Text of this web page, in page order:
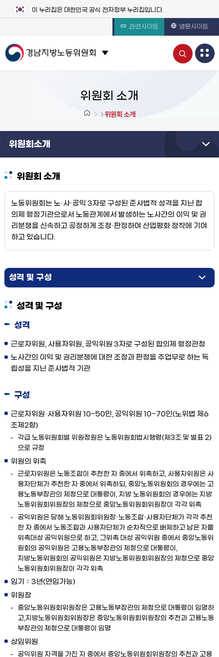
이 누리집은 대한민국 공식 전자정부 누리집입니다.
관련사이트 영문사이트
관련 사이트 목록 보기
통
합
열
위원회 소개
위원회 소개
위원회소개
위원회 소개
노동위원회는 노·사·공익 3자로 구성된 준사법적 성격을 지닌 합
의제 행정기관으로서 노동관계에서 발생하는 노사간의 이익 및 권
리분쟁을 신속하고 공정하게 조정·판정하여 산업평화 정착에 기여
하고 있습니다.
성격 및 구성
성격 및 구성
성격
근로자위원, 사용자위원, 공익위원 3자로 구성된 합의제 행정관청
노사간의 이익 및 권리분쟁에 대한 조정과 판정을 주업무로 하는 독
립성을 지닌 준사법적 기관
구성
근로자위원·사용자위원 10~50인, 공익위원 10~70인(노위법 제6
조제2항)
각급 노동위원회별 위원정원은 노동위원회법시행령(제3조 및 별표 2)
으로 규정
위원의 위촉
근로자위원은 노동조합이 추천한 자 중에서 위촉하고, 사용자위원은 사
용자단체가 추천한 자 중에서 위촉하되, 중앙노동위원회의 경우에는 고
용노동부장관의 제청으로 대통령이, 지방 노동위원회의 경우에는 지방
노동위원회위원장의 제청으로 중앙노동위원회위원장이 각각 위촉
공익위원은 당해 노동위원회위원장·노동조합·사용자단체가 각각 추천
한 자 중에서 노동조합과 사용자단체가 순차적으로 배제하고 남은 자를
위촉대상 공익위원으로 하고, 그위촉 대상 공익위원 중에서 중앙노동위
원회의 공익위원은 고용노동부장관의 제청으로 대통령이,
지방노동위원회의 공익위원은 지방노동위원회위원장의 제청으로 중앙
노동위원회위원장이 각각 위촉
임기：3년(연임가능)
위원장
중앙노동위원회위원장은 고용노동부장관의 제청으로 대통령이 임명하
고,지방노동위원회위원장은 중앙노동위원회위원장의 추천과 고용노동
부장관의 제청으로 대통령이 임명
상임위원
공익위원 자격을 가진 자 중에서 중앙노동위원회위원장의 추천과 고용